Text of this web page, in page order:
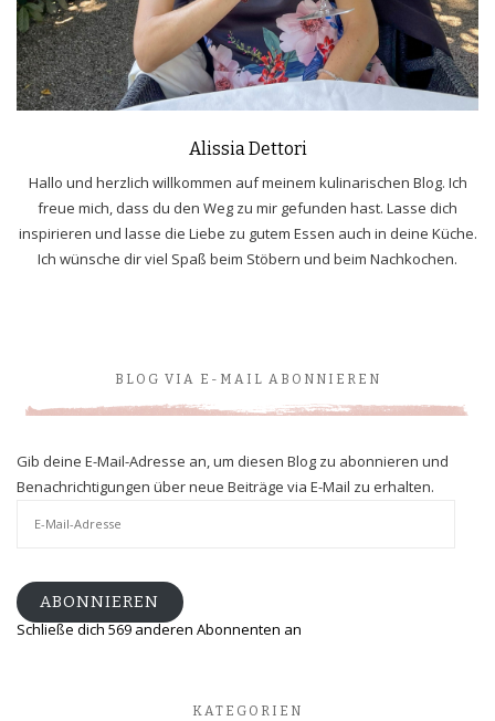
Alissia Dettori
Hallo und herzlich willkommen auf meinem kulinarischen Blog. Ich
freue mich, dass du den Weg zu mir gefunden hast. Lasse dich
inspirieren und lasse die Liebe zu gutem Essen auch in deine Küche.
Ich wünsche dir viel Spaß beim Stöbern und beim Nachkochen.
BLOG VIA E-MAIL ABONNIEREN
Gib deine E-Mail-Adresse an, um diesen Blog zu abonnieren und
Benachrichtigungen über neue Beiträge via E-Mail zu erhalten.
ABONNIEREN
Schließe dich 569 anderen Abonnenten an
KATEGORIEN